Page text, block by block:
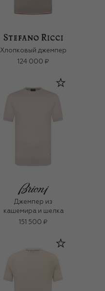
Хлопковый джемпер
124 000 ₽
Джемпер из
кашемира и шелка
151 500 ₽